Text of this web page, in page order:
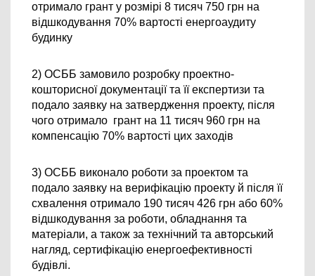
отримало грант у розмірі 8 тисяч 750 грн на
відшкодування 70% вартості енергоаудиту
будинку
2) ОСББ замовило розробку проектно-
кошторисної документації та її експертизи та
подало заявку на затвердження проекту, після
чого отримало  грант на 11 тисяч 960 грн на
компенсацію 70% вартості цих заходів
3) ОСББ виконало роботи за проектом та
подало заявку на верифікацію проекту й після її
схвалення отримало 190 тисяч 426 грн або 60%
відшкодування за роботи, обладнання та
матеріали, а також за технічний та авторський
нагляд, сертифікацію енергоефективності
будівлі.